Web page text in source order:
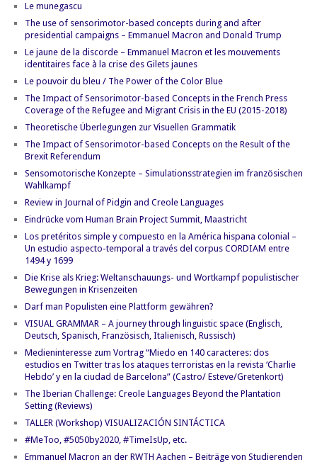
Le munegascu
The use of sensorimotor-based concepts during and after
presidential campaigns – Emmanuel Macron and Donald Trump
Le jaune de la discorde – Emmanuel Macron et les mouvements
identitaires face à la crise des Gilets jaunes
Le pouvoir du bleu / The Power of the Color Blue
The Impact of Sensorimotor-based Concepts in the French Press
Coverage of the Refugee and Migrant Crisis in the EU (2015-2018)
Theoretische Überlegungen zur Visuellen Grammatik
The Impact of Sensorimotor-based Concepts on the Result of the
Brexit Referendum
Sensomotorische Konzepte – Simulationsstrategien im französischen
Wahlkampf
Review in Journal of Pidgin and Creole Languages
Eindrücke vom Human Brain Project Summit, Maastricht
Los pretéritos simple y compuesto en la América hispana colonial –
Un estudio aspecto-temporal a través del corpus CORDIAM entre
1494 y 1699
Die Krise als Krieg: Weltanschauungs- und Wortkampf populistischer
Bewegungen in Krisenzeiten
Darf man Populisten eine Plattform gewähren?
VISUAL GRAMMAR – A journey through linguistic space (Englisch,
Deutsch, Spanisch, Französisch, Italienisch, Russisch)
Medieninteresse zum Vortrag “Miedo en 140 caracteres: dos
estudios en Twitter tras los ataques terroristas en la revista ‘Charlie
Hebdo’ y en la ciudad de Barcelona” (Castro/ Esteve/Gretenkort)
The Iberian Challenge: Creole Languages Beyond the Plantation
Setting (Reviews)
TALLER (Workshop) VISUALIZACIÓN SINTÁCTICA
#MeToo, #5050by2020, #TimeIsUp, etc.
Emmanuel Macron an der RWTH Aachen – Beiträge von Studierenden